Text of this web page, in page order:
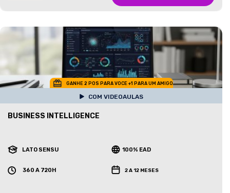
GANHE 2 POS PARA VOCE +1 PARA UM AMIGO
COM VIDEOAULAS
BUSINESS INTELLIGENCE
LATO SENSU 100% EAD
360 A 720H 2 A 12 MESES